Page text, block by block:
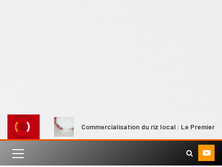
Commercialisation du riz local : Le Premier ministre